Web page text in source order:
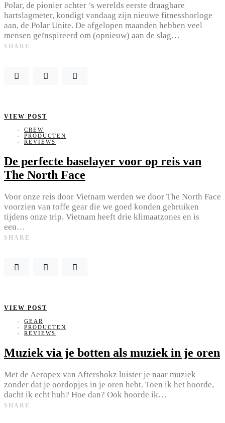
Polar, de pionier achter ’s werelds eerste draagbare
hartslagmeter, kondigt vandaag zijn nieuwe fitnesshorloge
aan, de Polar Unite. De afgelopen maanden hebben veel
mensen geïnspireerd om (opnieuw) aan de slag…
SHARE
VIEW POST
CREW
PRODUCTEN
REVIEWS
De perfecte baselayer voor op reis van
The North Face
Voor onze reis door Vietnam werden we door The North Face
voorzien van toffe gear die we goed konden gebruiken
tijdens onze trip. Vietnam heeft drie klimaatzones en is
een…
SHARE
VIEW POST
GEAR
PRODUCTEN
REVIEWS
Muziek via je botten als muziek in je oren
Met de Aeropex van Aftershokz luister je naar muziek
zonder dat je oordopjes in je oren hebt. Toen ik het hoorde,
dacht ik echt huh? Hoe dan? Ook hoorde ik…
SHARE